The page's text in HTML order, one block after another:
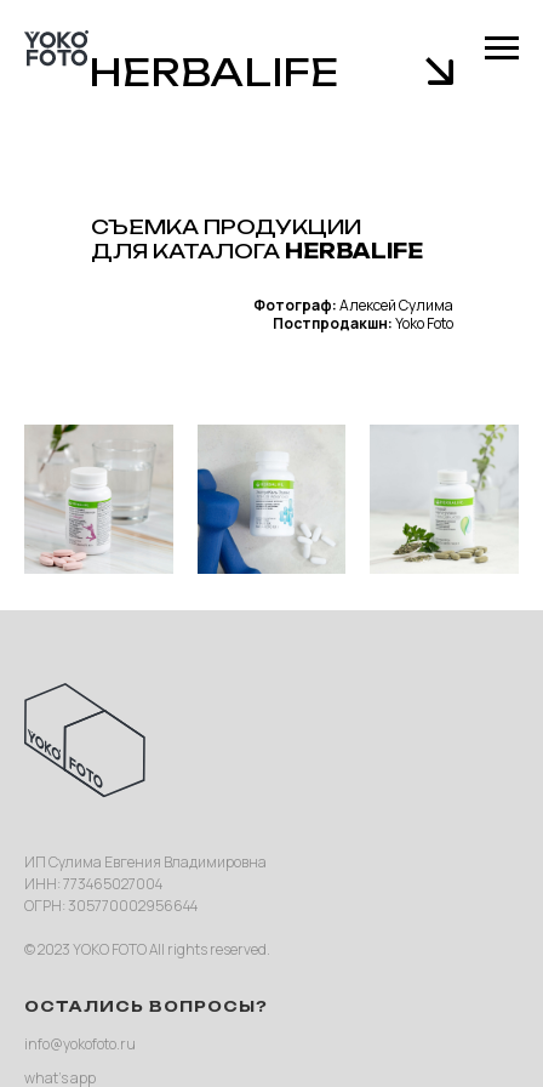
HERBALIFE
СЪЕМКА ПРОДУКЦИИ
ДЛЯ КАТАЛОГА HERBALIFE
Фотограф:Алексей Сулима
Постпродакшн:Yoko Foto
ИП Сулима Евгения Владимировна
ИНН: 773465027004
ОГРН: 305770002956644
© 2023 YOKO FOTO All rights reserved.
ОСТАЛИСЬ ВОПРОСЫ?
info@yokofoto.ru
what’s app